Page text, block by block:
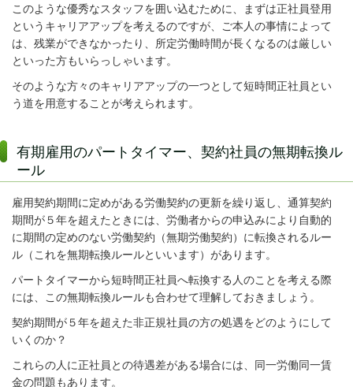
このような優秀なスタッフを囲い込むために、まずは正社員登用
というキャリアアップを考えるのですが、ご本人の事情によって
は、残業ができなかったり、所定労働時間が長くなるのは厳しい
といった方もいらっしゃいます。
そのような方々のキャリアアップの一つとして短時間正社員とい
う道を用意することが考えられます。
有期雇用のパートタイマー、契約社員の無期転換ル
ール
雇用契約期間に定めがある労働契約の更新を繰り返し、通算契約
期間が５年を超えたときには、労働者からの申込みにより自動的
に期間の定めのない労働契約（無期労働契約）に転換されるルー
ル（これを無期転換ルールといいます）があります。
パートタイマーから短時間正社員へ転換する人のことを考える際
には、この無期転換ルールも合わせて理解しておきましょう。
契約期間が５年を超えた非正規社員の方の処遇をどのようにして
いくのか？
これらの人に正社員との待遇差がある場合には、同一労働同一賃
金の問題もあります。